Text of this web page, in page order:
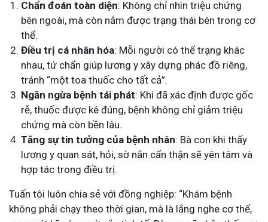
Chẩn đoán toàn diện: Không chỉ nhìn triệu chứng
bên ngoài, mà còn nắm được trạng thái bên trong cơ
thể.
Điều trị cá nhân hóa: Mỗi người có thể trạng khác
nhau, tứ chẩn giúp lương y xây dựng phác đồ riêng,
tránh “một toa thuốc cho tất cả”.
Ngăn ngừa bệnh tái phát: Khi đã xác định được gốc
rễ, thuốc được kê đúng, bệnh không chỉ giảm triệu
chứng mà còn bền lâu.
Tăng sự tin tưởng của bệnh nhân: Bà con khi thấy
lương y quan sát, hỏi, sờ nắn cẩn thận sẽ yên tâm và
hợp tác trong điều trị.
Tuấn tôi luôn chia sẻ với đồng nghiệp: “Khám bệnh
không phải chạy theo thời gian, mà là lắng nghe cơ thể,